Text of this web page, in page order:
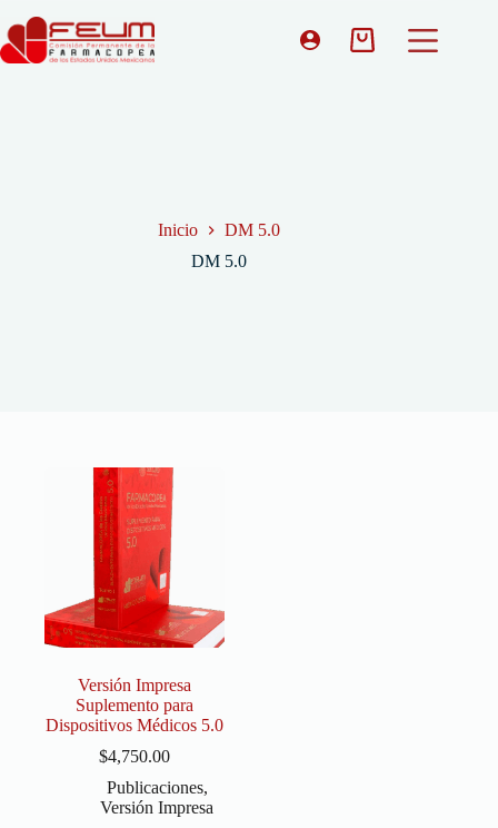
Inicio
DM 5.0
DM 5.0
Versión Impresa
Suplemento para
Dispositivos Médicos 5.0
$4,750.00
Publicaciones,
Versión Impresa